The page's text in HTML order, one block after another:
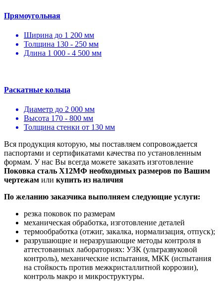
Прямоугольная
Ширина до 1 200 мм
Толщина 130 - 250 мм
Длина 1 000 - 4 500 мм
Раскатные кольца
Диаметр до 2 000 мм
Высота 170 - 800 мм
Толщина стенки от 130 мм
Вся продукция которую, мы поставляем сопровождается
паспортами и сертификатами качества по установленным
формам. У нас Вы всегда можете заказать изготовление
Поковка сталь Х12МФ необходимых размеров по Вашим
чертежам или купить из наличия
По желанию заказчика выполняем следующие услуги:
резка поковок по размерам
механическая обработка, изготовление деталей
термообработка (отжиг, закалка, нормализация, отпуск);
разрушающие и неразрушающие методы контроля в
аттестованных лабораториях: УЗК (ультразвуковой
контроль), механические испытания, МКК (испытания
на стойкость против межкристаллитной коррозии),
контроль макро и микроструктуры.